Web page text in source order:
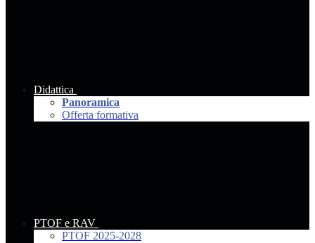
Didattica
Panoramica
Offerta formativa
PTOF e RAV
PTOF 2025-2028